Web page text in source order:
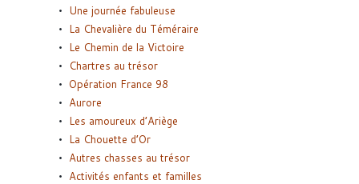
Une journée fabuleuse
La Chevalière du Téméraire
Le Chemin de la Victoire
Chartres au trésor
Opération France 98
Aurore
Les amoureux d’Ariège
La Chouette d’Or
Autres chasses au trésor
Activités enfants et familles